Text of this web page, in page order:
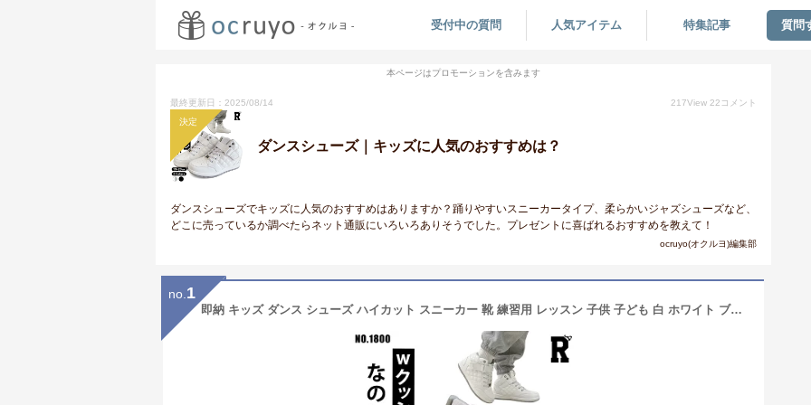
受付中の質問 人気アイテム 特集記事 質問
本ページはプロモーションを含みます
最終更新日：2025/08/14 217View 22 コメント
決定
ダンスシューズ｜キッズに人気のおすすめは？
ダンスシューズでキッズに人気のおすすめはありますか？踊りやすいスニーカータイプ、柔らかいジャズシューズなど、
どこに売っているか調べたらネット通販にいろいろありそうでした。プレゼントに喜ばれるおすすめを教えて！
ocruyo(オクルヨ)編集部
no. 1
即納 キッズ ダンス シューズ ハイカット スニーカー 靴 練習用 レッスン 子供 子ども 白 ホワイト ブラック 黒 エナメル 男の子 女の子 hiphop kpop ヒップホップ ストリート ガールズ ボーイズ キッズダンス衣装